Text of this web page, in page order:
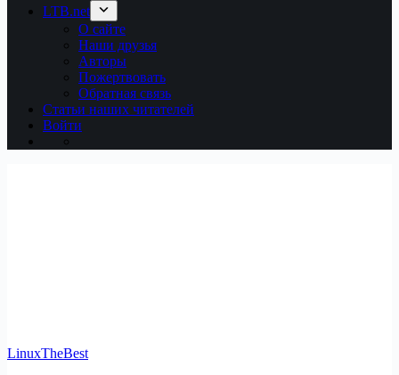
LTB.net
О сайте
Наши друзья
Авторы
Пожертвовать
Обратная связь
Статьи наших читателей
Войти
LinuxTheBest